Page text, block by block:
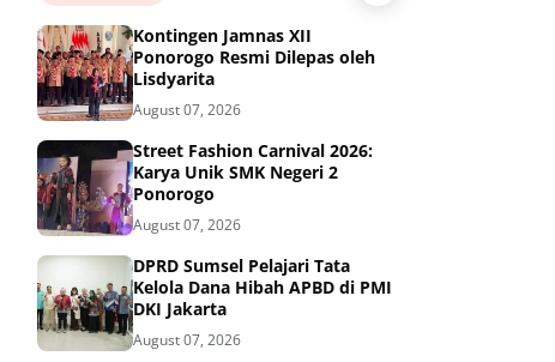
Kontingen Jamnas XII
Ponorogo Resmi Dilepas oleh
Lisdyarita
August 07, 2026
Street Fashion Carnival 2026:
Karya Unik SMK Negeri 2
Ponorogo
August 07, 2026
DPRD Sumsel Pelajari Tata
Kelola Dana Hibah APBD di PMI
DKI Jakarta
August 07, 2026